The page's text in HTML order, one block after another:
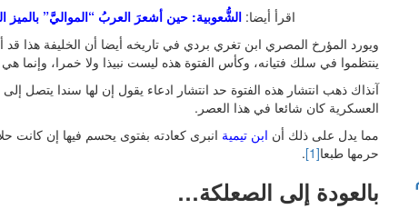
اقرأ أيضا: الشُّعوبية: حين أشعرَ العربُ “المواليَّ” بالميز
ويورد المؤرخ المصري ابن تغري بردي في تاريخه أيضا أن الخليفة هذا
ينتظموا في سلك فتيانه، وكأس الفتوة هذه ليست نبيذا ولا خمرا، وإنما
آنذاك ذهب انتشار هذه الفتوة حد انتشار ادعاء يقول إن لها سندا يتصل إلى
العسكرية كان شائعا في هذا العصر.
مما يدل على ذلك أن ابن تيمية انبرى كعادته بفتوى يحسم فيها إن كانت
حرمها طبعا[1]
.
بالعودة إلى الصعلكة…